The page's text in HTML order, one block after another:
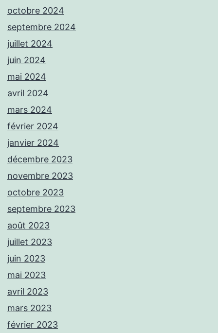
octobre 2024
septembre 2024
juillet 2024
juin 2024
mai 2024
avril 2024
mars 2024
février 2024
janvier 2024
décembre 2023
novembre 2023
octobre 2023
septembre 2023
août 2023
juillet 2023
juin 2023
mai 2023
avril 2023
mars 2023
février 2023